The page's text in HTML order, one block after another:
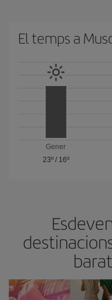
El temps a
Gener
23º/ 16º